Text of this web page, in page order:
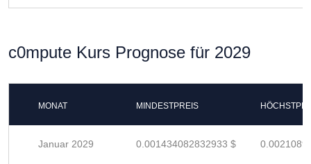
c0mpute Kurs Prognose für 2029
MONAT MINDESTPREIS
Januar 2029 0.001434082832933 $